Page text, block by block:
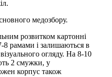
медозбору.
розвитком картонні
8 рамами і залишаються в
огляду. На 8-10
2 смужки, у
корпус також